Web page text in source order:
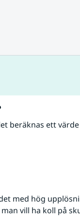
beräknas ett
med hög
vill ha koll på